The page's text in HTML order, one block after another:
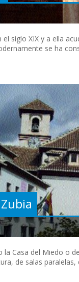
siglo XIX y a ella
se ha
Casa del Miedo o
de salas